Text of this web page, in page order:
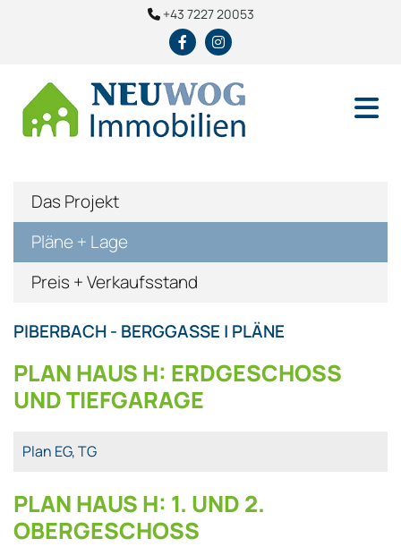
 +43 7227 20053
Das Projekt
Pläne + Lage
Preis + Verkaufsstand
PIBERBACH - BERGGASSE | PLÄNE
PLAN HAUS H: ERDGESCHOSS U
ND TIEFGARAGE
Plan EG, TG
PLAN HAUS H: 1. UND 2.
OBERGESCHOSS